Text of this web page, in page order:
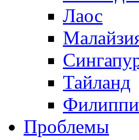
Лаос
Тайланд
Проблемы